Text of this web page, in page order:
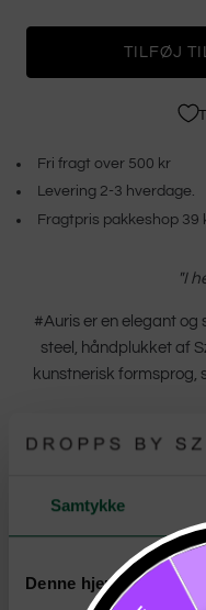
Samtykke
Denne hjemmeside
TILFØJ
Fri fragt over 500 kr
Levering 2-3 hverdage.
Fragtpris pakkeshop 39
"I
#Auris er en elegant
steel, håndplukket af
kunstnerisk formsprog,
#Auris leder tankerne
Den unikke form
samtidig bevarer et
hverdag